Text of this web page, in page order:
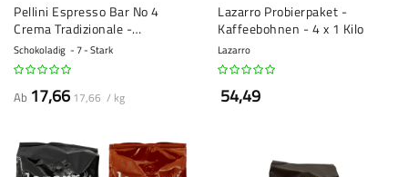
Pellini Espresso Bar No 4
Crema Tradizionale -
Kaffeebohnen - 1 Kilogramm
Schokoladig 7 - Stark
Ab 17,66 17,66 / kg
Lazarro Probierpaket -
Kaffeebohnen - 4 x 1 Kilo
Lazarro
54,49